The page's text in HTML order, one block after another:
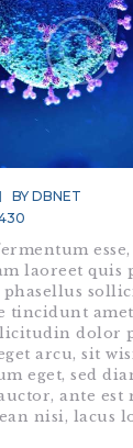
BY DBNET
laoreet quis
tincidunt
dolor
arcu, sit
eget, sed
ante est
nisi, lacus